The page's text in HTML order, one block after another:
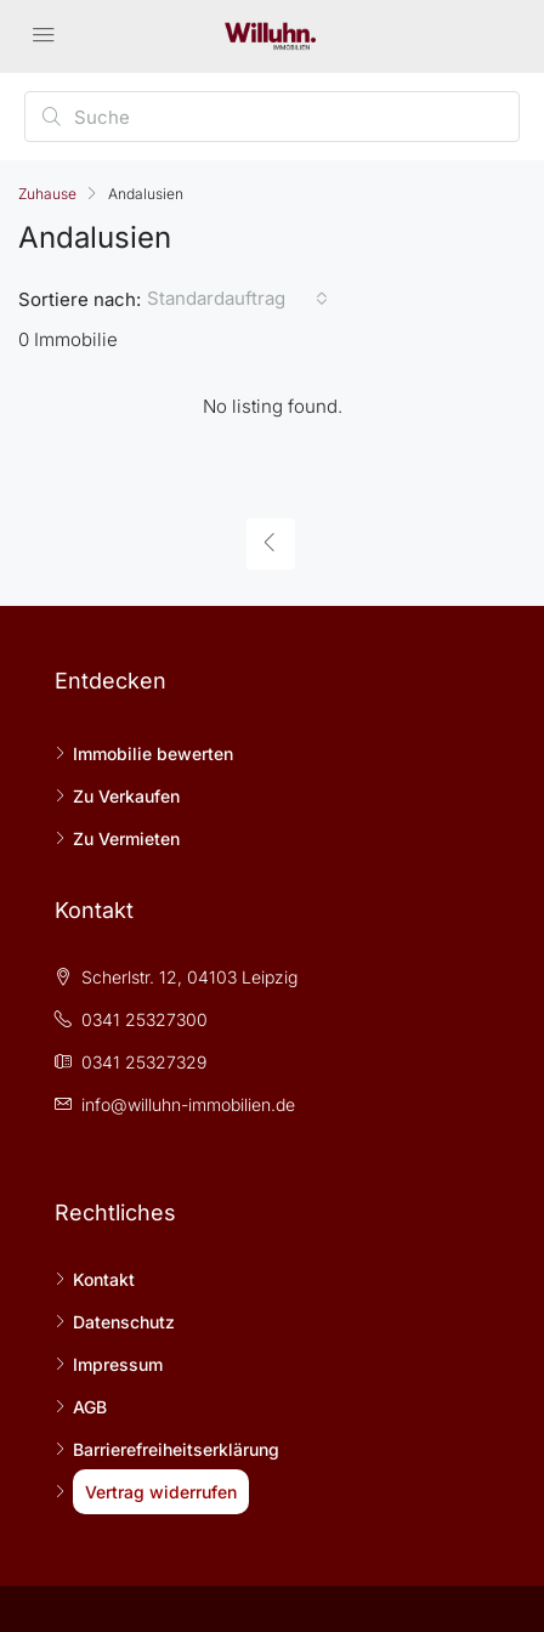
Zuhause Andalusien
Andalusien
0 Immobilie
Sortiere nach: Standardauftrag
No listing found.
Entdecken
Immobilie bewerten
Zu Verkaufen
Zu Vermieten
Kontakt
Scherlstr. 12, 04103 Leipzig
0341 25327300
0341 25327329
info@willuhn-immobilien.de
Rechtliches
Kontakt
Datenschutz
Impressum
AGB
Barrierefreiheitserklärung
Vertrag widerrufen